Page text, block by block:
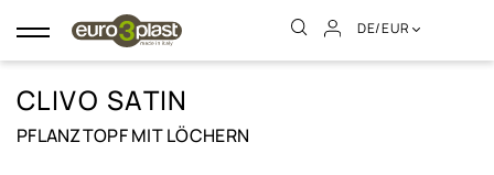
Umschalten
der
DE/EUR
CLIVO SATIN
PFLANZTOPF MIT LÖCHERN